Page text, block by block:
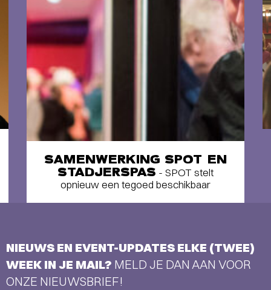
SAMENWERKING SPOT EN
STADJERSPAS - SPOT stelt
opnieuw een tegoed beschikbaar
NIEUWS EN EVENT-UPDATES ELKE (TWEE)
WEEK IN JE MAIL? MELD JE DAN AAN VOOR
ONZE NIEUWSBRIEF!